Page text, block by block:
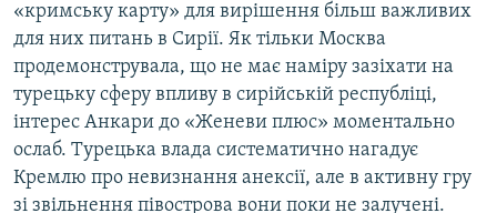
«кримську карту» для вирішення більш важливих
для них питань в Сирії. Як тільки Москва
продемонструвала, що не має наміру зазіхати на
турецьку сферу впливу в сирійській республіці,
інтерес Анкари до «Женеви плюс» моментально
ослаб. Турецька влада систематично нагадує
Кремлю про невизнання анексії, але в активну гру
зі звільнення півострова вони поки не залучені.